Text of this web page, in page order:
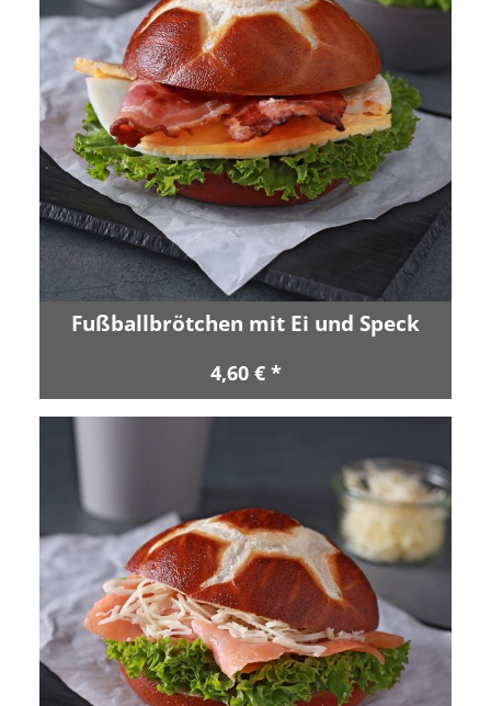
Fußballbrötchen mit Ei und Speck
4,60 € *